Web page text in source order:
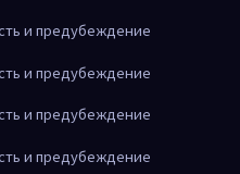
и предубеждение
и предубеждение
и предубеждение
и предубеждение